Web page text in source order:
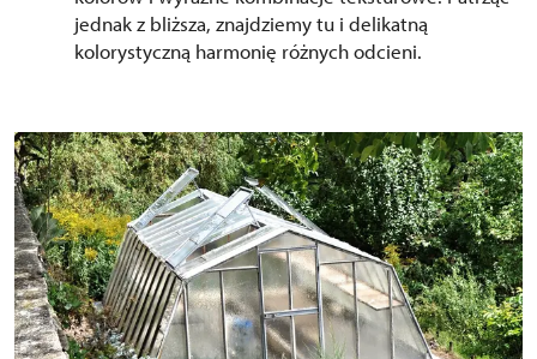
jednak z bliższa, znajdziemy tu i delikatną
kolorystyczną harmonię różnych odcieni.